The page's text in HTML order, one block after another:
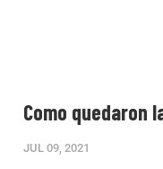
Como quedaron
JUL 09, 2021